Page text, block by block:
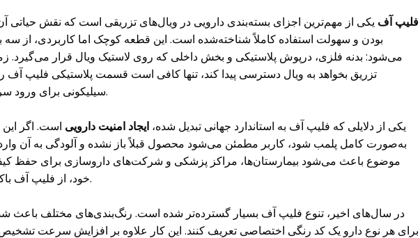
فلیپ آف یکی از مهم‌ترین اجزای بسته‌بندی دارویی در ویال‌های تزریقی است که نقش حیاتی
بودن و سهولت استفاده کاملاً شناخته‌شده است. این قطعه کوچک اما کاربردی، از
می‌شود: بدنه فلزی، درپوش پلاستیکی و بخش داخلی که روی لاستیک ویال قرار می‌گیرد.
تزریق بخواهد به ویال دسترسی پیدا کند، تنها کافی است قسمت پلاستیکی فلیپ آف را
سیلیکونی برای ورود سر سوزن آماده شود.
یکی از دلایلی که فلیپ آف به استاندارد جهانی تبدیل شده، ایجاد امنیت دارویی است. اگر
به‌صورت کامل پلمب شود، کاربر مطمئن می‌شود محصول قبلاً باز نشده و آلودگی به آن
موضوع باعث می‌شود بیمارستان‌ها، مراکز پزشکی و شرکت‌های داروسازی برای حفظ
خود، از فلیپ آف باکیفیت استفاده کنند.
در سال‌های اخیر، تنوع فلیپ آف بسیار گسترده‌تر شده است. رنگ‌بندی‌های مختلف باعث
برای هر نوع دارو یک کد رنگی اختصاصی تعریف کنند. این کار علاوه بر افزایش سرعت تشخیص